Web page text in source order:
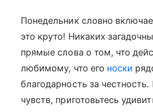
Понедельник словно
это круто! Никаких
прямые слова о том, что
любимому, что его носки
благодарность за
чувств, приготовьтесь